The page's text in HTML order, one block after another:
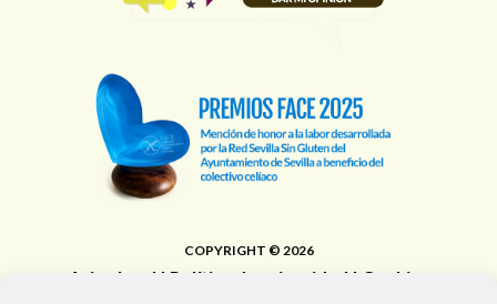
COPYRIGHT © 2026
Aviso legal| Política de privacidad | Cookies